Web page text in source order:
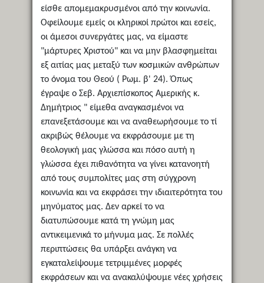
είσθε απομεμακρυσμένοι από την κοινωνία.
Οφείλουμε εμείς οι κληρικοί πρώτοι και εσείς,
οι άμεσοι συνεργάτες μας, να είμαστε
"μάρτυρες Χριστού" και να μην βλασφημείται
εξ αιτίας μας μεταξύ των κοσμικών ανθρώπων
το όνομα του Θεού ( Ρωμ. β' 24). Όπως
έγραψε ο Σεβ. Αρχιεπίσκοπος Αμερικής κ.
Δημήτριος " είμεθα αναγκασμένοι να
επανεξετάσουμε και να αναθεωρήσουμε το τί
ακριβώς θέλουμε να εκφράσουμε με τη
θεολογική μας γλώσσα και πόσο αυτή η
γλώσσα έχει πιθανότητα να γίνει κατανοητή
από τους συμπολίτες μας στη σύγχρονη
κοινωνία και να εκφράσει την ιδιαιτερότητα του
μηνύματος μας. Δεν αρκεί το να
διατυπώσουμε κατά τη γνώμη μας
αντικειμενικά το μήνυμα μας. Σε πολλές
περιπτώσεις θα υπάρξει ανάγκη να
εγκαταλείψουμε τετριμμένες μορφές
εκφράσεων και να ανακαλύψουμε νέες χρήσεις